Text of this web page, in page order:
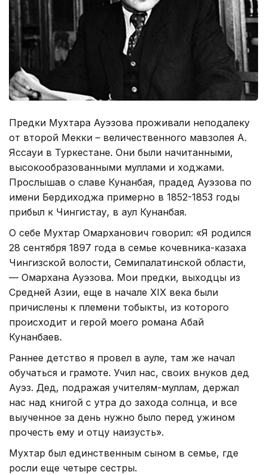
Предки Мухтара Ауэзова проживали неподалеку
от второй Мекки – величественного мавзолея А.
Яссауи в Туркестане. Они были начитанными,
высокообразованными муллами и ходжами.
Прослышав о славе Кунанбая, прадед Ауэзова по
имени Бердиходжа примерно в 1852-1853 годы
прибыл к Чингистау, в аул Кунанбая.
О себе Мухтар Омарханович говорил: «Я родился
28 сентября 1897 года в семье кочевника-казаха
Чингизской волости, Семипалатинской области,
— Омархана Ауэзова. Мои предки, выходцы из
Средней Азии, еще в начале XIX века были
причислены к племени тобыкты, из которого
происходит и герой моего романа Абай
Кунанбаев.
Раннее детство я провел в ауле, там же начал
обучаться и грамоте. Учил нас, своих внуков дед
Ауэз. Дед, подражая учителям-муллам, держал
нас над книгой с утра до захода солнца, и все
выученное за день нужно было перед ужином
прочесть ему и отцу наизусть».
Мухтар был единственным сыном в семье, где
росли еще четыре сестры.